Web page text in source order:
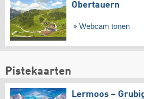
Obertauern
Webcam tonen
Pistekaarten
Lermoos –